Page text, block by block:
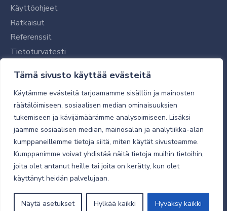
Tämä sivusto käyttää evästeitä
Käytämme evästeitä tarjoamamme sisällön ja mainosten
räätälöimiseen, sosiaalisen median ominaisuuksien
tukemiseen ja kävijämäärämme analysoimiseen. Lisäksi
jaamme sosiaalisen median, mainosalan ja analytiikka-alan
kumppaneillemme tietoja siitä, miten käytät sivustoamme.
Kumppanimme voivat yhdistää näitä tietoja muihin tietoihin,
joita olet antanut heille tai joita on kerätty, kun olet
käyttänyt heidän palvelujaan.
Näytä asetukset Hylkää kaikki Hyväksy kaikki
Käyttöohjeet
Ratkaisut
Referenssit
Tietoturvatesti
Tilaajalle
Toimitustavat ja -kulut
Verkkokaupan yleiset ehdot
Toimitusehdot
Tietosuojaseloste
Tietoturva
© 2026 Micro Magic